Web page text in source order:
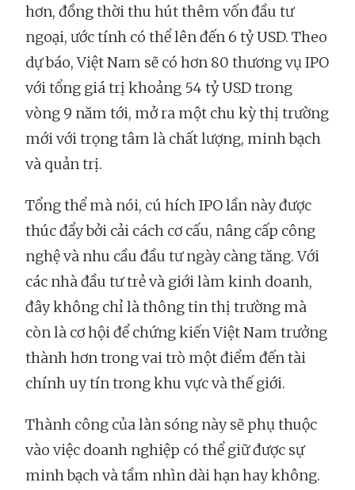
hơn, đồng thời thu hút thêm vốn đầu tư
ngoại, ước tính có thể lên đến 6 tỷ USD. Theo
dự báo, Việt Nam sẽ có hơn 80 thương vụ IPO
với tổng giá trị khoảng 54 tỷ USD trong
vòng 9 năm tới, mở ra một chu kỳ thị trường
mới với trọng tâm là chất lượng, minh bạch
và quản trị.
Tổng thể mà nói, cú hích IPO lần này được
thúc đẩy bởi cải cách cơ cấu, nâng cấp công
nghệ và nhu cầu đầu tư ngày càng tăng. Với
các nhà đầu tư trẻ và giới làm kinh doanh,
đây không chỉ là thông tin thị trường mà
còn là cơ hội để chứng kiến Việt Nam trưởng
thành hơn trong vai trò một điểm đến tài
chính uy tín trong khu vực và thế giới.
Thành công của làn sóng này sẽ phụ thuộc
vào việc doanh nghiệp có thể giữ được sự
minh bạch và tầm nhìn dài hạn hay không.